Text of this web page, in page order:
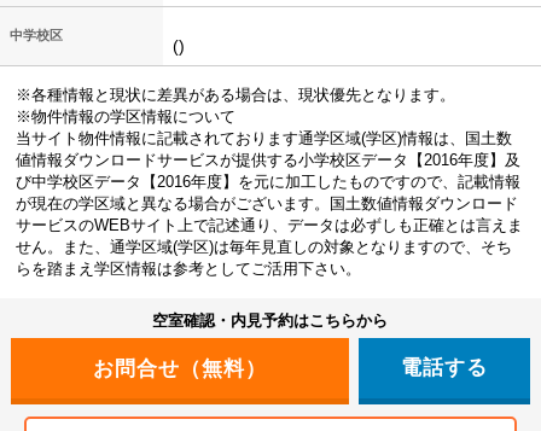
中学校区
()
※各種情報と現状に差異がある場合は、現状優先となります。
※物件情報の学区情報について
当サイト物件情報に記載されております通学区域(学区)情報は、国土数
値情報ダウンロードサービスが提供する小学校区データ【2016年度】及
び中学校区データ【2016年度】を元に加工したものですので、記載情報
が現在の学区域と異なる場合がございます。国土数値情報ダウンロード
サービスのWEBサイト上で記述通り、データは必ずしも正確とは言えま
せん。また、通学区域(学区)は毎年見直しの対象となりますので、そち
らを踏まえ学区情報は参考としてご活用下さい。
空室確認・内見予約はこちらから
電話する